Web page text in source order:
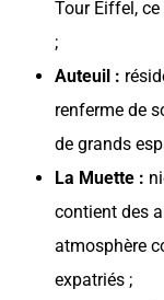
Tour Eiffel,
;
Auteuil :
renferme de
de grands
La Muette :
contient des
atmosphère
expatriés ;